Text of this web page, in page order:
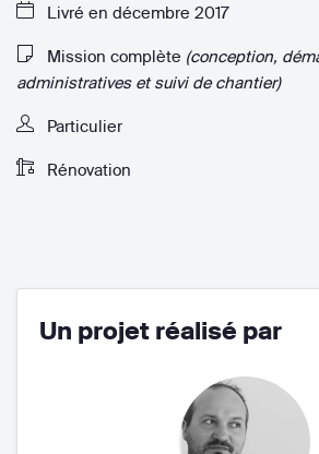
Livré en décembre 2017
Mission complète (conception,
administratives et suivi de chantier)
Particulier
Rénovation
Un projet réalisé par